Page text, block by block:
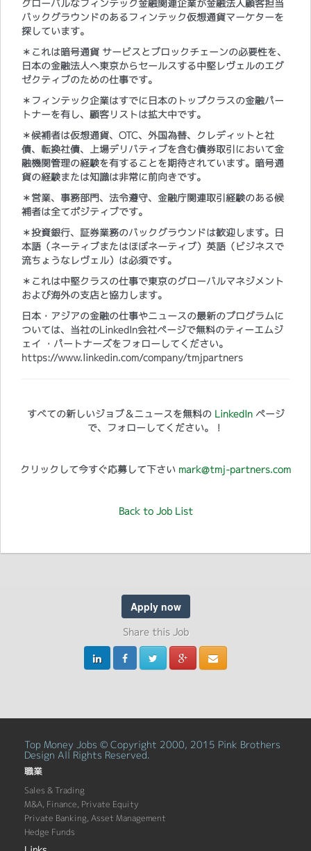
グローバルなフィンテック金融関連企業が金融法人顧客担当
バックグラウンドのあるフィンテック仮想通貨マーケターを
探しています。
＊これは暗号通貨 サービスとブロックチェーンの必要性を、
日本の金融法人へ東京からセールスする中堅レヴェルのエグ
ゼクティブのための仕事です。
＊フィンテック企業はすでに日本のトップクラスの金融パー
トナーを有し、顧客リストは拡大中です。
＊候補者は仮想通貨、OTC、外国為替、クレディットと社
債、転換社債、上場デリバティブを含む債券取引において金
融機関管理の経験を有することを期待されています。暗号通
貨の経験または知識は非常に前向きです。
＊営業、事務部門、法令遵守、金融庁関連取引経験のある候
補者は全てポジティブです。
＊投資銀行、証券業務のバックグラウンドは歓迎します。日
本語（ネーティブまたはほぼネーティブ）英語（ビジネスで
流ちょうなレヴェル）は必須です。
＊これは中堅クラスの仕事で東京のグローバルマネジメント
および海外の支店と協力します。
日本・アジアの金融の仕事やニュースの最新のプログラムに
ついては、当社のLinkedIn会社ページで無料のティーエムジ
ェイ ・パートナーズをフォローしてください。
https://www.linkedin.com/company/tmjpartners
すべての新しいジョブ＆ニュースを無料の LinkedInページ
で、フォローしてください。！
クリックして今すぐ応募して下さい mark@tmj-partners.com
Back to Job List
Apply now
Share this Job
Top Money Jobs © Copyright 2000, 2015 Pink Brothers
Design All Rights Reserved.
職業
Sales & Trading
M&A, Finance, Private Equity
Private Banking, Asset Management
Hedge Funds